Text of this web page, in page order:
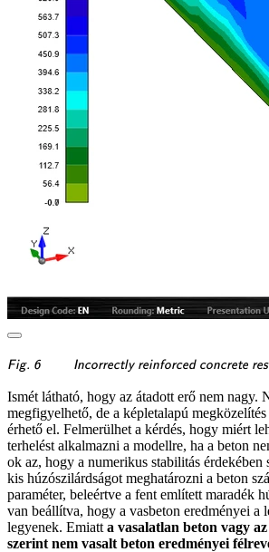
Fig. 6 Incorrectly reinforced concrete
Ismét látható, hogy az átadott erő nem nagy.
megfigyelhető, de a képletalapú
érhető el. Felmerülhet a kérdés, hogy miért
terhelést alkalmazni a modellre, ha a beton
ok az, hogy a numerikus stabilitás érdekében
kis húzószilárdságot meghatározni a beton
paraméter, beleértve a fent említett maradék
van beállítva, hogy a vasbeton eredményei a
legyenek. Emiatt a vasalatlan beton vagy
szerint nem vasalt beton eredményei